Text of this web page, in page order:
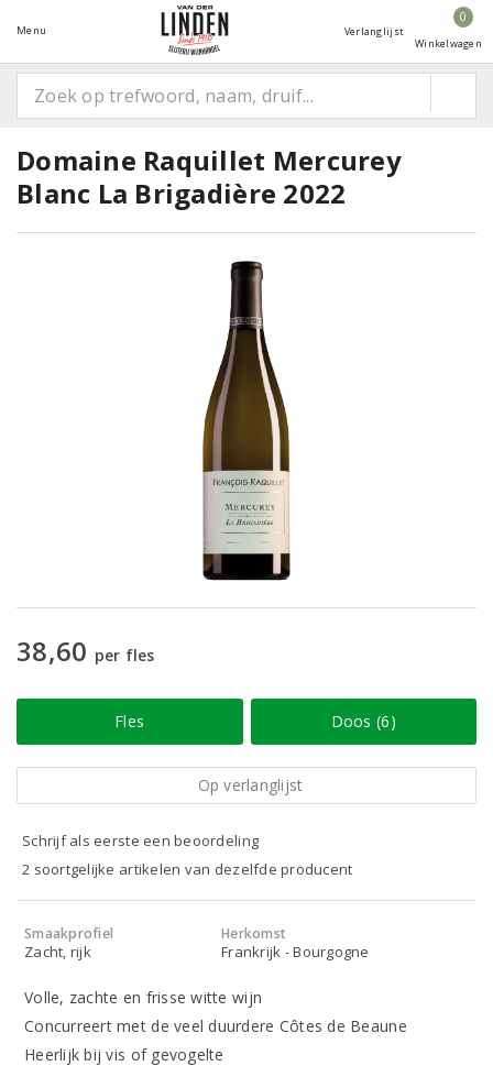
Menu Verlanglijst
0
Winkelwagen
Domaine Raquillet Mercurey
Blanc La Brigadière 2022
38,60 per fles
Fles Doos (6)
Op verlanglijst
Schrijf als eerste een beoordeling
2 soortgelijke artikelen van dezelfde producent
Smaakprofiel
Zacht, rijk
Herkomst
Frankrijk - Bourgogne
Volle, zachte en frisse witte wijn
Concurreert met de veel duurdere Côtes de Beaune
Heerlijk bij vis of gevogelte